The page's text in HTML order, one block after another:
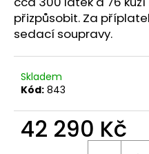
přizpůsobit. Za
sedací soupravy.
Skladem
Kód: 843
42 290 Kč
D
o
o